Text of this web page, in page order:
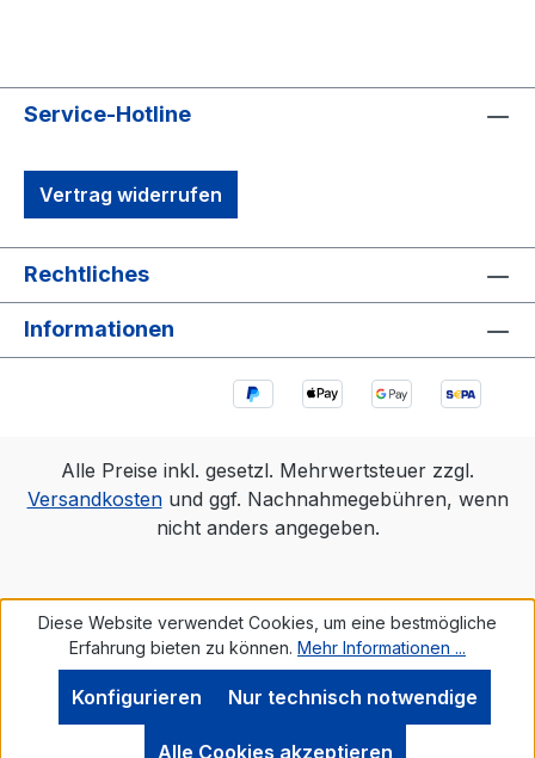
Service-Hotline
Vertrag widerrufen
Rechtliches
Informationen
Alle Preise inkl. gesetzl. Mehrwertsteuer zzgl.
Versandkostenund ggf. Nachnahmegebühren, wenn
nicht anders angegeben.
Werkzeugleiste anzeigen
Diese Website verwendet Cookies, um eine bestmögliche
Erfahrung bieten zu können. Mehr Informationen ...
Nur technisch notwendige
Konfigurieren
Alle Cookies akzeptieren